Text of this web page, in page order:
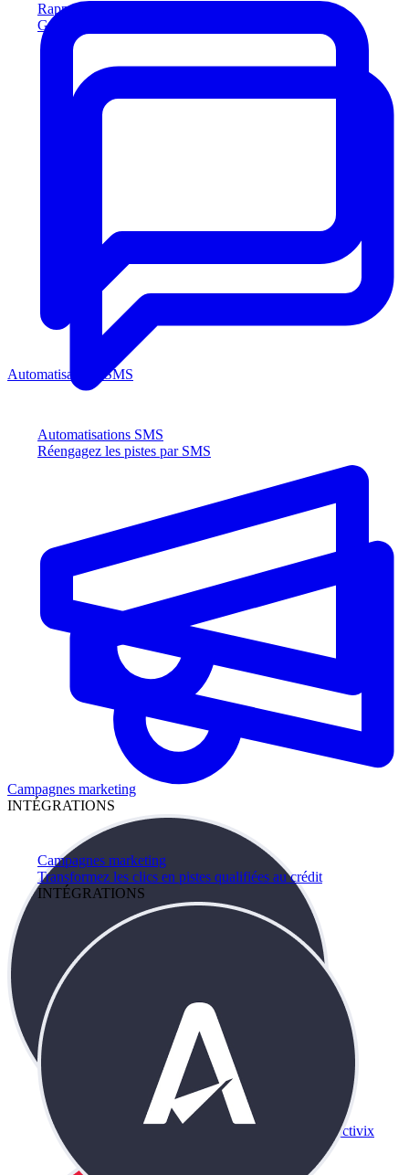
Rapports pour prêteurs
Générez des rapports conformes aux prêteurs
Automatisations SMS
Réengagez les pistes par SMS
Campagnes marketing
Transformez les clics en pistes qualifiées au crédit
INTÉGRATIONS
Automatisations SMS
Campagnes marketing
INTÉGRATIONS
Activix